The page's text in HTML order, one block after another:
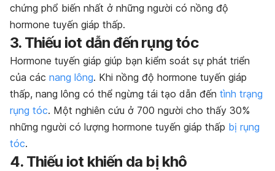
chứng phổ biến nhất ở những người có nồng độ
hormone tuyến giáp thấp.
3. Thiếu iot dẫn đến rụng tóc
Hormone tuyến giáp giúp bạn kiểm soát sự phát triển
của các nang lông. Khi nồng độ hormone tuyến giáp
thấp, nang lông có thể ngừng tái tạo dẫn đến tình trạng
rụng tóc. Một nghiên cứu ở 700 người cho thấy 30%
những người có lượng hormone tuyến giáp thấp bị rụng
tóc.
4. Thiếu iot khiến da bị khô